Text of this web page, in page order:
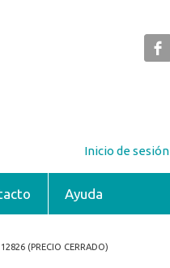
Inicio de sesión
Ayuda
(PRECIO CERRADO)